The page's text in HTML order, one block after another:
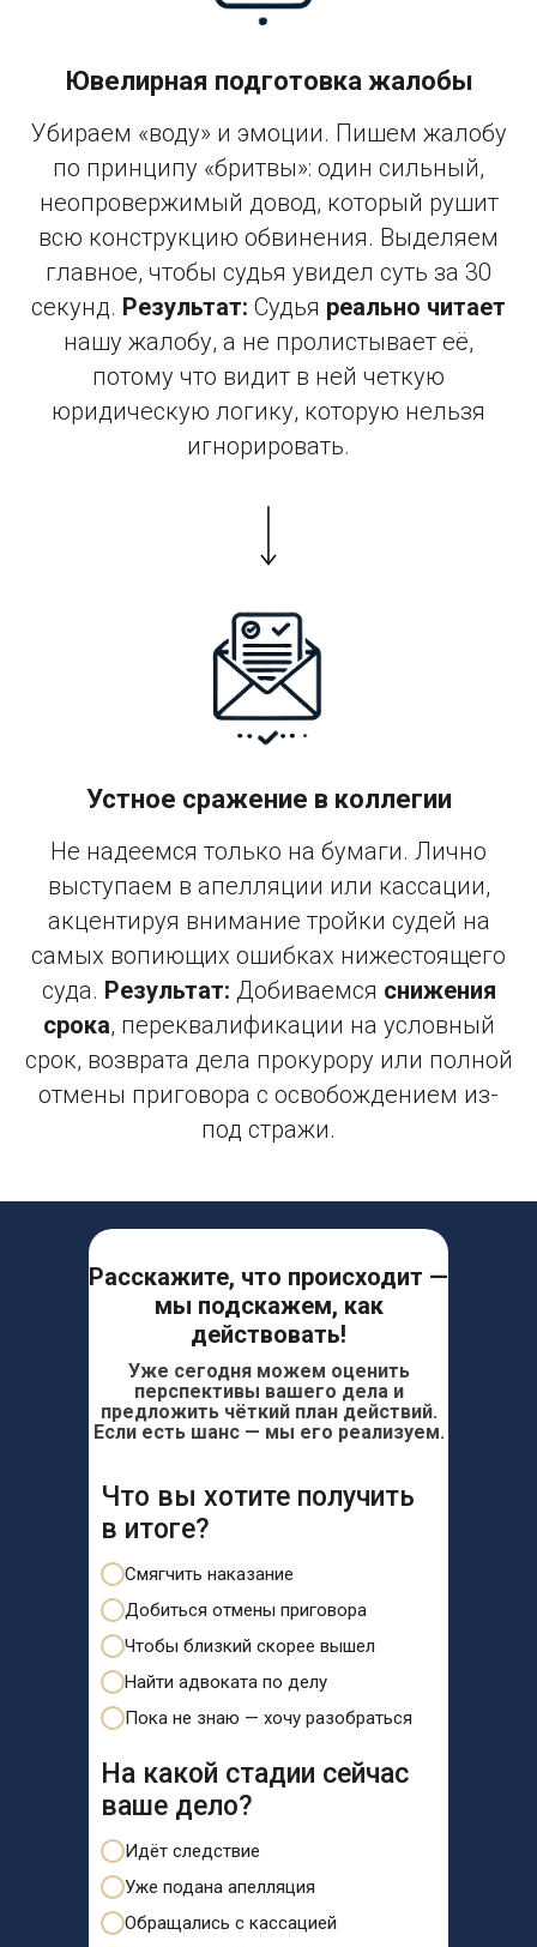
Ювелирная подготовка жалобы
Убираем «воду» и эмоции. Пишем жалобу
по принципу «бритвы»: один сильный,
неопровержимый довод, который рушит
всю конструкцию обвинения. Выделяем
главное, чтобы судья увидел суть за 30
секунд. Результат: Судья реально читает
нашу жалобу, а не пролистывает её,
потому что видит в ней четкую
юридическую логику, которую нельзя
игнорировать.
Устное сражение в коллегии
Не надеемся только на бумаги. Лично
выступаем в апелляции или кассации,
акцентируя внимание тройки судей на
самых вопиющих ошибках нижестоящего
суда. Результат: Добиваемся снижения
срока, переквалификации на условный
срок, возврата дела прокурору или полной
отмены приговора с освобождением из-
под стражи.
Расскажите, что происходит —
мы подскажем, как
действовать!
Что вы хотите получить
в итоге?
Смягчить наказание
Добиться отмены приговора
Чтобы близкий скорее вышел
Найти адвоката по делу
Пока не знаю — хочу разобраться
На какой стадии сейчас
ваше дело?
Идёт следствие
Уже подана апелляция
Обращались с кассацией
Уже сегодня можем оценить
перспективы вашего дела и
предложить чёткий план действий.
Если есть шанс — мы его реализуем.